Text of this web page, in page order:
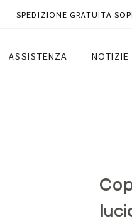
SPEDIZIONE GRATUITA
ASSISTENZA NOTIZIE
lucido coprente -